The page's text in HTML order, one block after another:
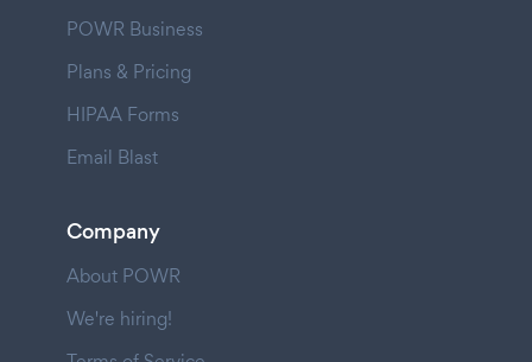
POWR Business
Plans & Pricing
HIPAA Forms
Email Blast
Company
About POWR
We're hiring!